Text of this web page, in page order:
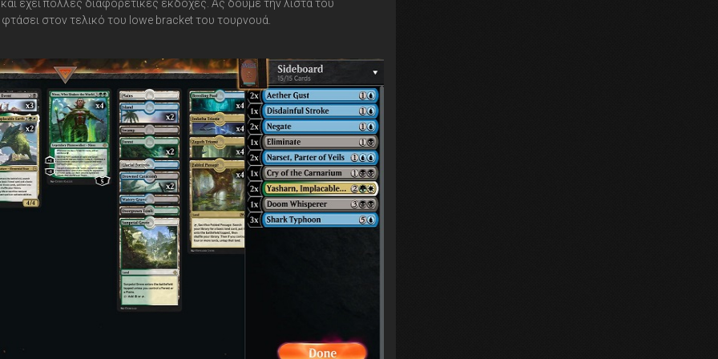
έχει πολλές διαφορετικές εκδοχές. Ας δούμε την λίστα του
στον τελικό του lowe bracket του τουρνουά.